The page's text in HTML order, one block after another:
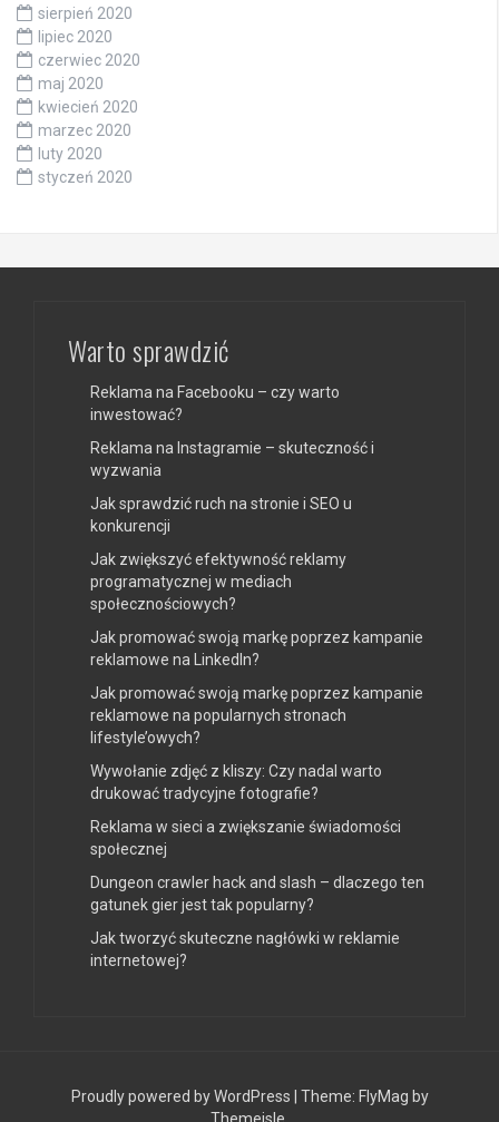
sierpień 2020
lipiec 2020
czerwiec 2020
maj 2020
kwiecień 2020
marzec 2020
luty 2020
styczeń 2020
Warto sprawdzić
Reklama na Facebooku – czy warto
inwestować?
Reklama na Instagramie – skuteczność i
wyzwania
Jak sprawdzić ruch na stronie i SEO u
konkurencji
Jak zwiększyć efektywność reklamy
programatycznej w mediach
społecznościowych?
Jak promować swoją markę poprzez kampanie
reklamowe na LinkedIn?
Jak promować swoją markę poprzez kampanie
reklamowe na popularnych stronach
lifestyle’owych?
Wywołanie zdjęć z kliszy: Czy nadal warto
drukować tradycyjne fotografie?
Reklama w sieci a zwiększanie świadomości
społecznej
Dungeon crawler hack and slash – dlaczego ten
gatunek gier jest tak popularny?
Jak tworzyć skuteczne nagłówki w reklamie
internetowej?
Proudly powered by WordPress Theme: FlyMag by